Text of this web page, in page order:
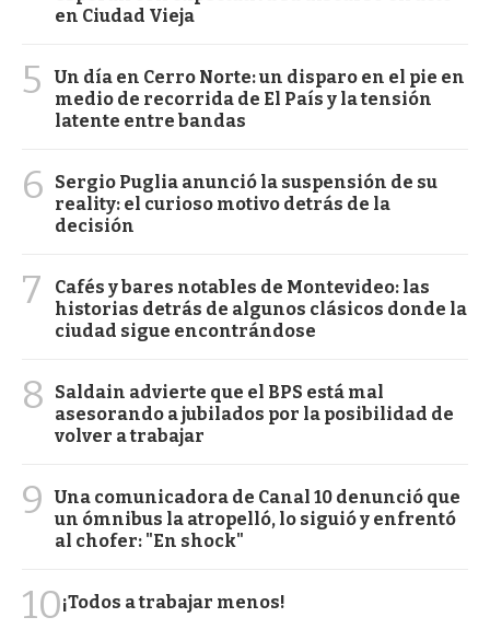
en Ciudad Vieja
5
Un día en Cerro Norte: un disparo en el pie en
medio de recorrida de El País y la tensión
latente entre bandas
6
Sergio Puglia anunció la suspensión de su
reality: el curioso motivo detrás de la
decisión
7
Cafés y bares notables de Montevideo: las
historias detrás de algunos clásicos donde la
ciudad sigue encontrándose
8
Saldain advierte que el BPS está mal
asesorando a jubilados por la posibilidad de
volver a trabajar
9
Una comunicadora de Canal 10 denunció que
un ómnibus la atropelló, lo siguió y enfrentó
al chofer: "En shock"
10¡Todos a trabajar menos!